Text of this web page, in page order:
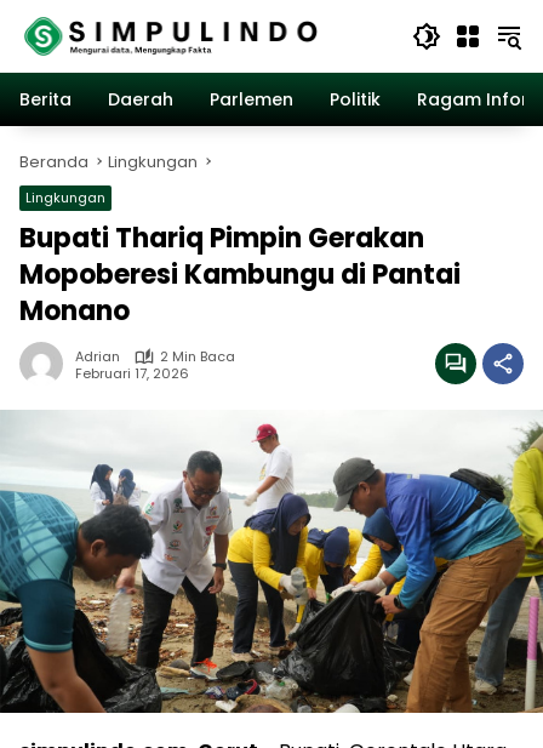
Langsung
konten
Berita
Daerah Parlemen Politik Ragam
Beranda Lingkungan
Lingkungan
Bupati Thariq Pimpin Gerakan
Mopoberesi Kambungu di Pantai
Monano
Adrian
2 Min Baca
Februari 17, 2026